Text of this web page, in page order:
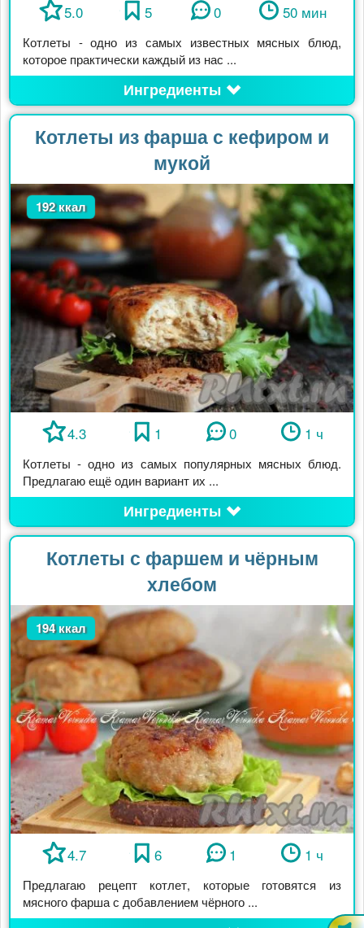
5.0 5 0 50 мин
Котлеты - одно из самых известных мясных блюд,
которое практически каждый из нас ...
Ингредиенты
Котлеты из фарша с кефиром и
мукой
192 ккал
4.3 1 0 1 ч
Котлеты - одно из самых популярных мясных блюд.
Предлагаю ещё один вариант их ...
Ингредиенты
Котлеты с фаршем и чёрным
хлебом
194 ккал
4.7 6 1 1 ч
Предлагаю рецепт котлет, которые готовятся из
мясного фарша с добавлением чёрного ...